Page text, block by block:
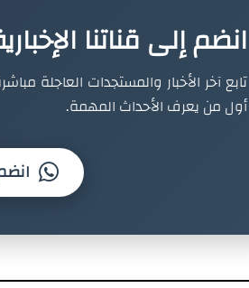
انضم إلى قناتنا
تابع آخر الأخبار والمستجدات العاجلة
أول من يعرف الأحداث المهمة.